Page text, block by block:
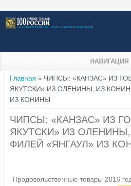
НАВИГАЦИЯ
Вы здесь
Главная » ЧИПСЫ: «КАНЗАС» ИЗ
ЯКУТСКИ» ИЗ ОЛЕНИНЫ, ИЗ
ИЗ КОНИНЫ
ЧИПСЫ: «КАНЗАС» ИЗ
ЯКУТСКИ» ИЗ
ФИЛЕЙ «ЯНГАУЛ» ИЗ
Продовольственные товары 2016